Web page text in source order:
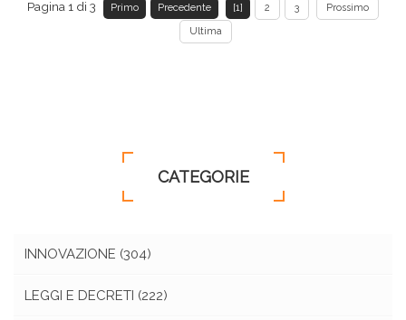
Pagina 1 di 3 Primo Precedente [1] 2 3
Prossimo
Ultima
CATEGORIE
INNOVAZIONE (304)
LEGGI E DECRETI (222)